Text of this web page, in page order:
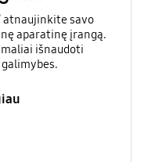
atnaujinkite savo
aparatinę įrangą.
išnaudoti